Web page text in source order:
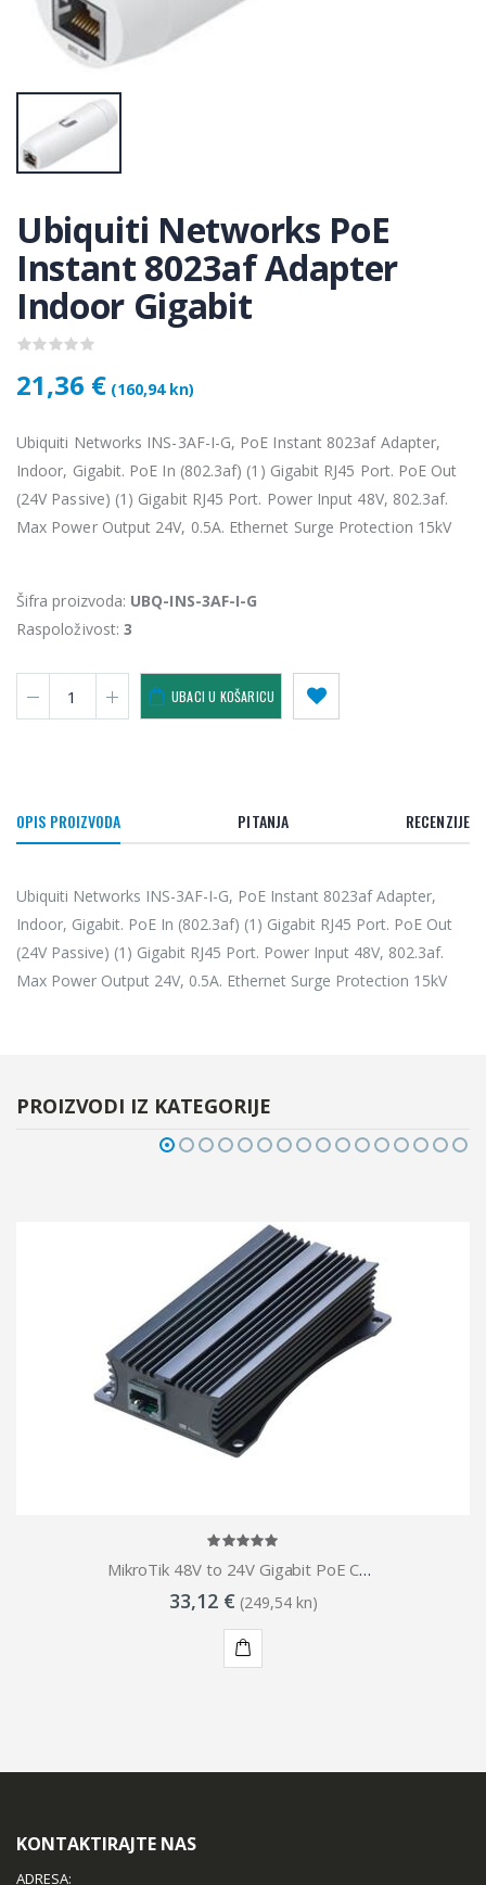
Ubiquiti Networks PoE
Instant 8023af Adapter
Indoor Gigabit
21,36 € (160,94 kn)
Ubiquiti Networks INS-3AF-I-G, PoE Instant 8023af Adapter,
Indoor, Gigabit. PoE In (802.3af) (1) Gigabit RJ45 Port. PoE Out
(24V Passive) (1) Gigabit RJ45 Port. Power Input 48V, 802.3af.
Max Power Output 24V, 0.5A. Ethernet Surge Protection 15kV
Šifra proizvoda: UBQ-INS-3AF-I-G
Raspoloživost:3
UBACI U KOŠARICU
OPIS PROIZVODA PITANJA RECENZIJE
Ubiquiti Networks INS-3AF-I-G, PoE Instant 8023af Adapter,
Indoor, Gigabit. PoE In (802.3af) (1) Gigabit RJ45 Port. PoE Out
(24V Passive) (1) Gigabit RJ45 Port. Power Input 48V, 802.3af.
Max Power Output 24V, 0.5A. Ethernet Surge Protection 15kV
€
€
28,50 €
Lenovo ThinkPad T14s Gen2 i5-1145G7, 16GB, 256GB SSD + 24' 2k USB-C
749,00 €
PROIZVODI IZ KATEGORIJE
MikroTik 48V to 24V Gigabit PoE Converter
33,12 € (249,54 kn)
KONTAKTIRAJTE NAS
ADRESA: